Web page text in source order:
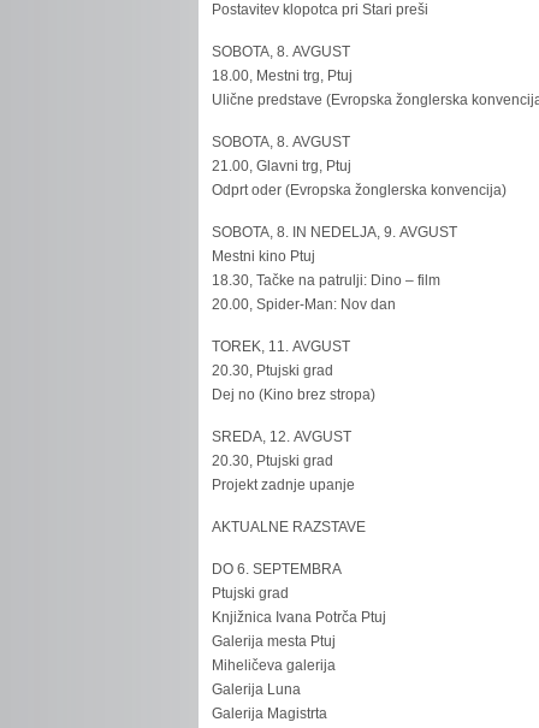
Postavitev klopotca pri Stari preši
SOBOTA, 8. AVGUST
18.00, Mestni trg, Ptuj
Ulične predstave (Evropska žonglerska
SOBOTA, 8. AVGUST
21.00, Glavni trg, Ptuj
Odprt oder (Evropska žonglerska konvencija)
SOBOTA, 8. IN NEDELJA, 9. AVGUST
Mestni kino Ptuj
18.30, Tačke na patrulji: Dino – film
20.00, Spider-Man: Nov dan
TOREK, 11. AVGUST
20.30, Ptujski grad
Dej no (Kino brez stropa)
SREDA, 12. AVGUST
20.30, Ptujski grad
Projekt zadnje upanje
AKTUALNE RAZSTAVE
DO 6. SEPTEMBRA
Ptujski grad
Knjižnica Ivana Potrča Ptuj
Galerija mesta Ptuj
Miheličeva galerija
Galerija Luna
Galerija Magistrta